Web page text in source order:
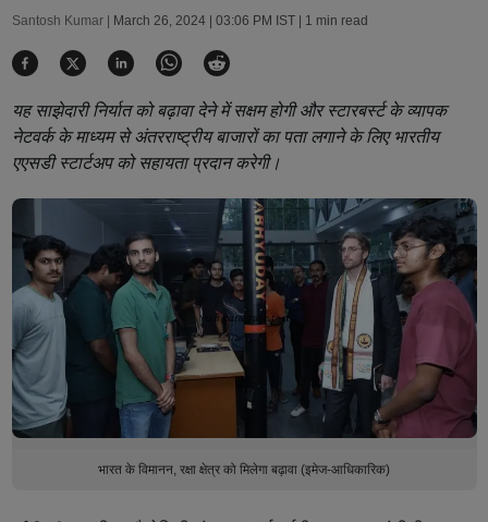
Santosh Kumar | March 26, 2024 | 03:06 PM IST| 1 min read
यह साझेदारी निर्यात को बढ़ावा देने में सक्षम होगी और स्टारबर्स्ट के व्यापक
नेटवर्क के माध्यम से अंतरराष्ट्रीय बाजारों का पता लगाने के लिए भारतीय
एएसडी स्टार्टअप को सहायता प्रदान करेगी।
भारत के विमानन, रक्षा क्षेत्र को मिलेगा बढ़ावा (इमेज-आधिकारिक)